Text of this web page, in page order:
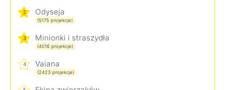
2 Odyseja
(5175 projekcje)
3 Minionki i straszydła
(4016 projekcje)
4 Vaiana
(2423 projekcje)